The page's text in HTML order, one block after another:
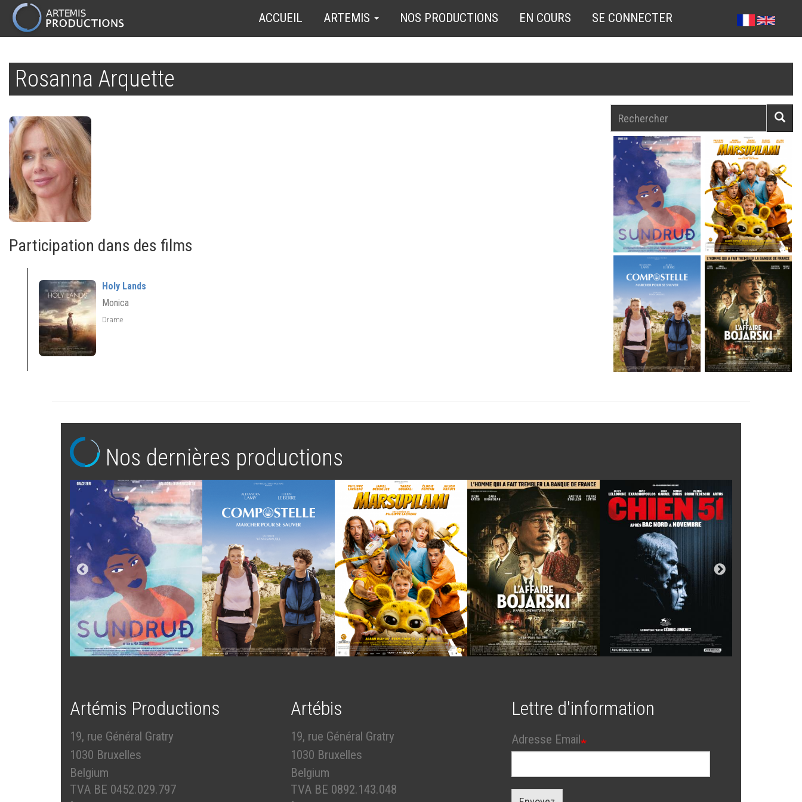
contenu
principal
MAIN
NAVIGATION
ACCUEIL ARTEMIS NOS PRODUCTIONS EN COURS SE CONNECTER
Rosanna Arquette
Participation dans des films
Holy Lands
Monica
Drame
Nos dernières productions
Artémis Productions
19, rue Général Gratry
1030 Bruxelles
Belgium
TVA BE 0452.029.797
Artébis
19, rue Général Gratry
1030 Bruxelles
Belgium
TVA BE 0892.143.048
Lettre d'information
Adresse Email